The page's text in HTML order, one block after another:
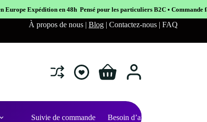
Pensé pour les particuliers B2C • Commande facile et sécurisé
À propos de nous | Blog | Contactez-nous | FAQ
Shopping
Suivie de commande Besoin d’aide ?